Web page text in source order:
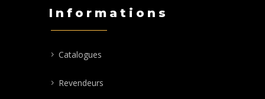
Informations
Catalogues
Revendeurs